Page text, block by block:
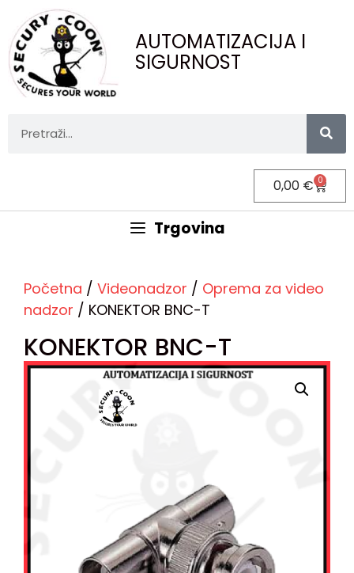
AUTOMATIZACIJA I
SIGURNOST
0,00 € 0
Trgovina
Početna / Videonadzor / Oprema za video
nadzor / KONEKTOR BNC-T
KONEKTOR BNC-T